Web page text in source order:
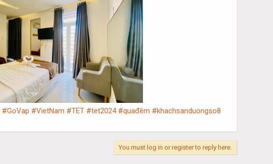
#GoVap #VietNam #TET #tet2024 #quađêm #khachsanduongso8
You must log in or register to reply here.